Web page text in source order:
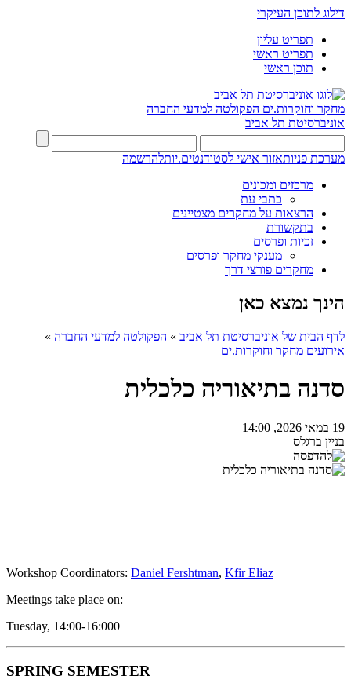
דילוג לתוכן העיקרי
תפריט עליון
תפריט ראשי
תוכן ראשי
מחקר וחוקרות.ים הפקולטה למדעי החברה
אוניברסיטת תל אביב
מערכת פניותאזור אישי לסטודנטים.יותלהרשמה
מרכזים ומכונים
כתבי עת
הרצאות על מחקרים מצטיינים
בתקשורת
זכיות ופרסים
מענקי מחקר ופרסים
מחקרים פורצי דרך
הינך נמצא כאן
לדף הבית של אוניברסיטת תל אביב » הפקולטה למדעי החברה »
אירועים מחקר וחוקרות.ים
סדנה בתיאוריה כלכלית
19 במאי 2026, 14:00
בניין ברגלס
Workshop Coordinators: Daniel Fershtman, Kfir Eliaz
Meetings take place on:
Tuesday, 14:00-16:000
SPRING SEMESTER